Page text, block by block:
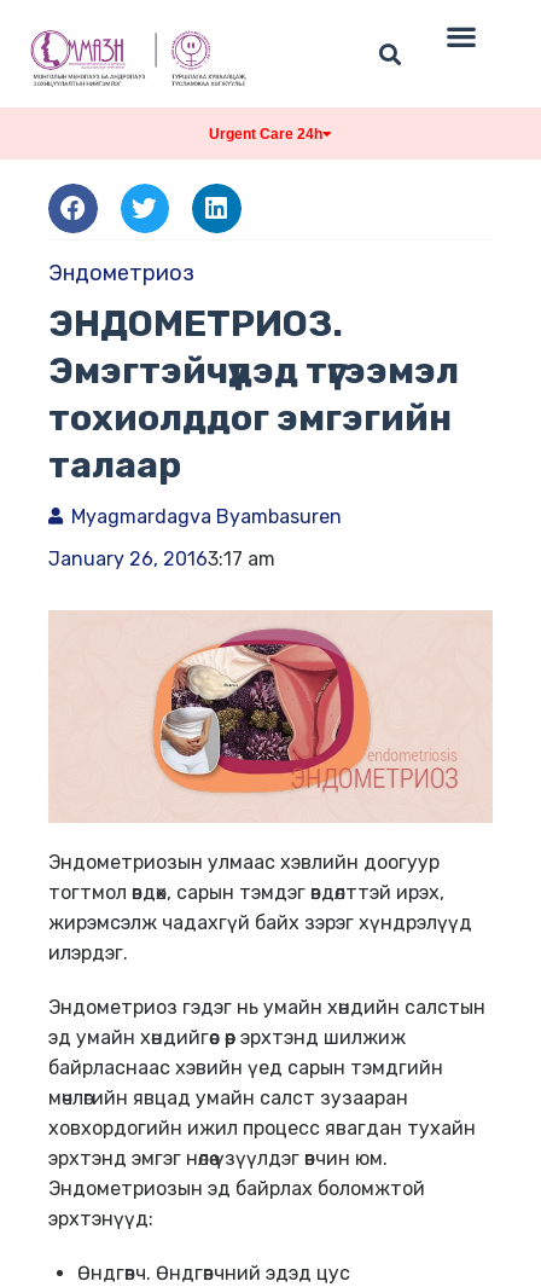
Urgent Care 24h
Эндометриоз
ЭНДОМЕТРИОЗ.
Эмэгтэйчүүдэд түгээмэл
тохиолддог эмгэгийн
талаар
Myagmardagva Byambasuren
January 26, 20163:17 am
Эндометриозын улмаас хэвлийн доогуур
тогтмол өвдөх, сарын тэмдэг өвдөлттэй ирэх,
жирэмсэлж чадахгүй байх зэрэг хүндрэлүүд
илэрдэг.
Эндометриоз гэдэг нь умайн хөндийн салстын
эд умайн хөндийгөөс өөр эрхтэнд шилжиж
байрласнаас хэвийн үед сарын тэмдгийн
мөчлөгийн явцад умайн салст зузааран
ховхордогийн ижил процесс явагдан тухайн
эрхтэнд эмгэг нөлөө үзүүлдэг өвчин юм.
Эндометриозын эд байрлах боломжтой
эрхтэнүүд:
Өндгөвч. Өндгөвчний эдэд цус